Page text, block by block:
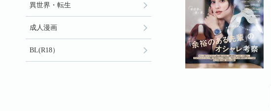
異世界・転生
成人漫画
BL(R18）